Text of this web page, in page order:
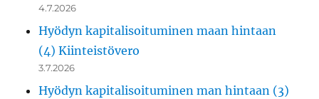
4.7.2026
Hyödyn kapitalisoituminen maan hintaan
(4) Kiinteistövero
3.7.2026
Hyödyn kapitalisoituminen man hintaan (3)